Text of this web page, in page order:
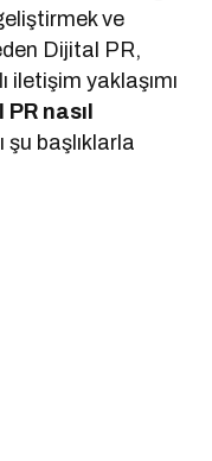
ve
Dijital PR,
yaklaşımı
nasıl
şu başlıklarla